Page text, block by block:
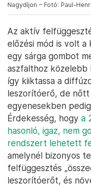
Nagydíjon – Fotó: Paul-
Az aktív
előzési mód is volt a
egy sárga gombot
aszfalthoz közelebb
így kiiktassa a
leszorítóerő, de nőtt
egyenesekben
Érdekesség, hogy a
hasonló, igaz, nem
rendszert lehetett
amelynél bizonyos
felfüggesztés
leszorítóerőt, és